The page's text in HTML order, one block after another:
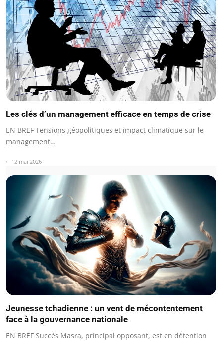
Les clés d’un management efficace en temps de crise
EN BREF Tensions géopolitiques et impact climatique sur le
management…
12 mai 2026
Jeunesse tchadienne : un vent de mécontentement
face à la gouvernance nationale
EN BREF Succès Masra, principal opposant, est en détention